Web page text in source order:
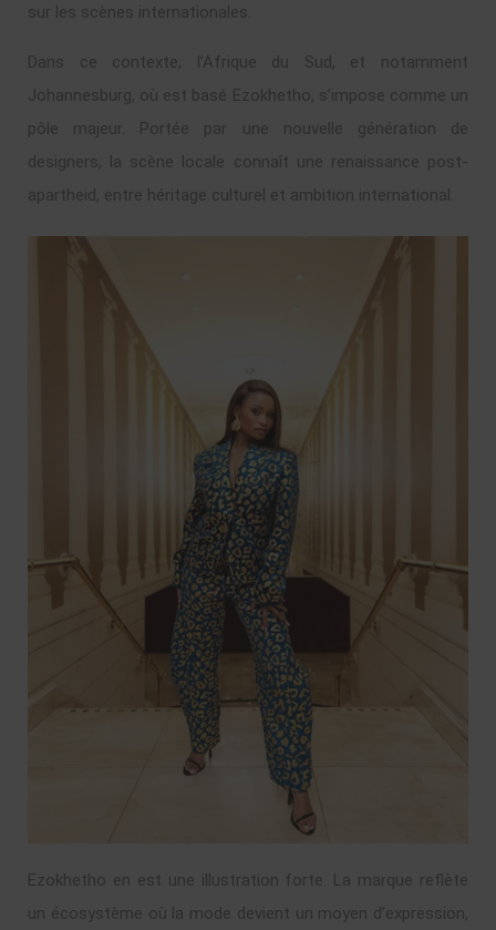
sur les scènes internationales.
Dans ce contexte, l’Afrique du Sud, et notamment
Johannesburg, où est basé Ezokhetho, s’impose comme un
pôle majeur. Portée par une nouvelle génération de
designers, la scène locale connaît une renaissance post-
apartheid, entre héritage culturel et ambition international.
Ezokhetho en est une illustration forte. La marque reflète
un écosystème où la mode devient un moyen d’expression,